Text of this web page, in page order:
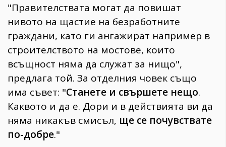
"Правителствата могат да повишат
нивото на щастие на безработните
граждани, като ги ангажират например в
строителството на мостове, които
всъщност няма да служат за нищо",
предлага той. За отделния човек също
има съвет: "Станете и свършете нещо.
Каквото и да е. Дори и в действията ви да
няма никакъв смисъл, ще се почувствате
по-добре."